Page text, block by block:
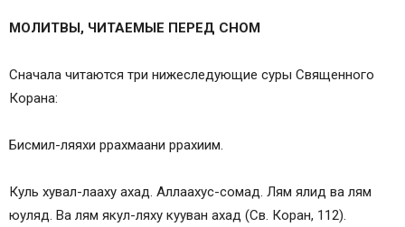
МОЛИТВЫ, ЧИТАЕМЫЕ ПЕРЕД СНОМ
Сначала читаются три нижеследующие суры Священного
Корана:
Бисмил-ляяхи ррахмаани ррахиим.
Куль хувал-лааху ахад. Аллаахус-сомад. Лям ялид ва лям
юуляд. Ва лям якул-ляху кууван ахад (Св. Коран, 112).